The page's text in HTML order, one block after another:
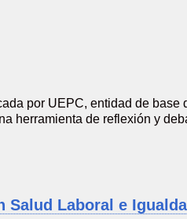
por UEPC, entidad de
herramienta de reflexión y
Salud Laboral e